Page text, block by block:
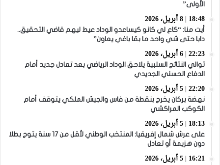
الأولى”
18:48 | 8 أبريل، 2026
أيت منا: “كاع لي كانو كيساعدو الوداد عيط ليهم قاضي التحقيق..
دابا حتى شي واحد ما بقا باغي يعاون”
22:23 | 6 أبريل، 2026
توالي النتائج السلبية يلاحق الوداد الرياضي بعد تعادل جديد أمام
الدفاع الحسني الجديدي
22:20 | 5 أبريل، 2026
نهضة بركان يخرج بنقطة من فاس والجيش الملكي يتوقف أمام
الكوكب المراكشي
18:13 | 5 أبريل، 2026
على عرش شمال إفريقيا: المنتخب الوطني لأقل من 17 سنة يتوج بطلا
دون هزيمة أو تعادل
16:21 | 5 أبريل، 2026